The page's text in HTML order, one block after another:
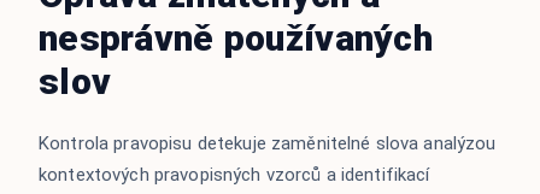
nesprávně používaných
slov
Kontrola pravopisu detekuje zaměnitelné slova analýzou
kontextových pravopisných vzorců a identifikací